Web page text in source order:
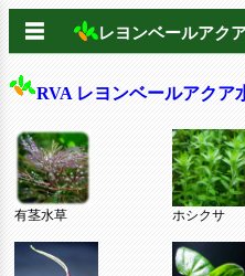
☰ レヨンベールアク
RVA レヨンベールアクア
有茎水草 ホシクサ